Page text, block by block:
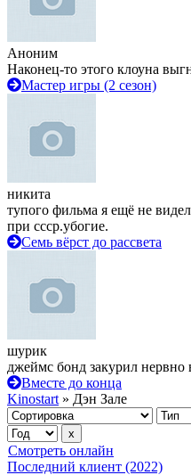
Аноним
Наконец-то этого клоуна
Мастер игры (2 сезон)
никита
тупого фильма я ещё не
при ссср.убогие.
Семь вёрст до рассвета
шурик
джеймс бонд закурил нервно
Вместе до конца
Kinostart » Дэн Зале
Смотреть онлайн
Последний клиент (2022)